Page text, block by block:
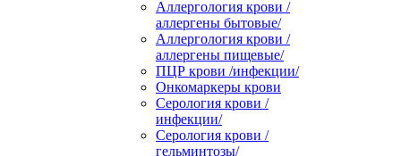
Аллергология крови /
аллергены бытовые/
Аллергология крови /
аллергены пищевые/
ПЦР крови /инфекции/
Онкомаркеры крови
Серология крови /
инфекции/
Серология крови /
гельминтозы/